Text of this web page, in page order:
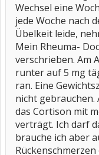
Wechsel eine
jede Woche nach
Übelkeit leide,
Mein Rheuma-
verschrieben. Am
runter auf 5 mg
ran. Eine
nicht gebrauchen.
das Cortison mit
verträgt. Ich darf
brauche ich aber